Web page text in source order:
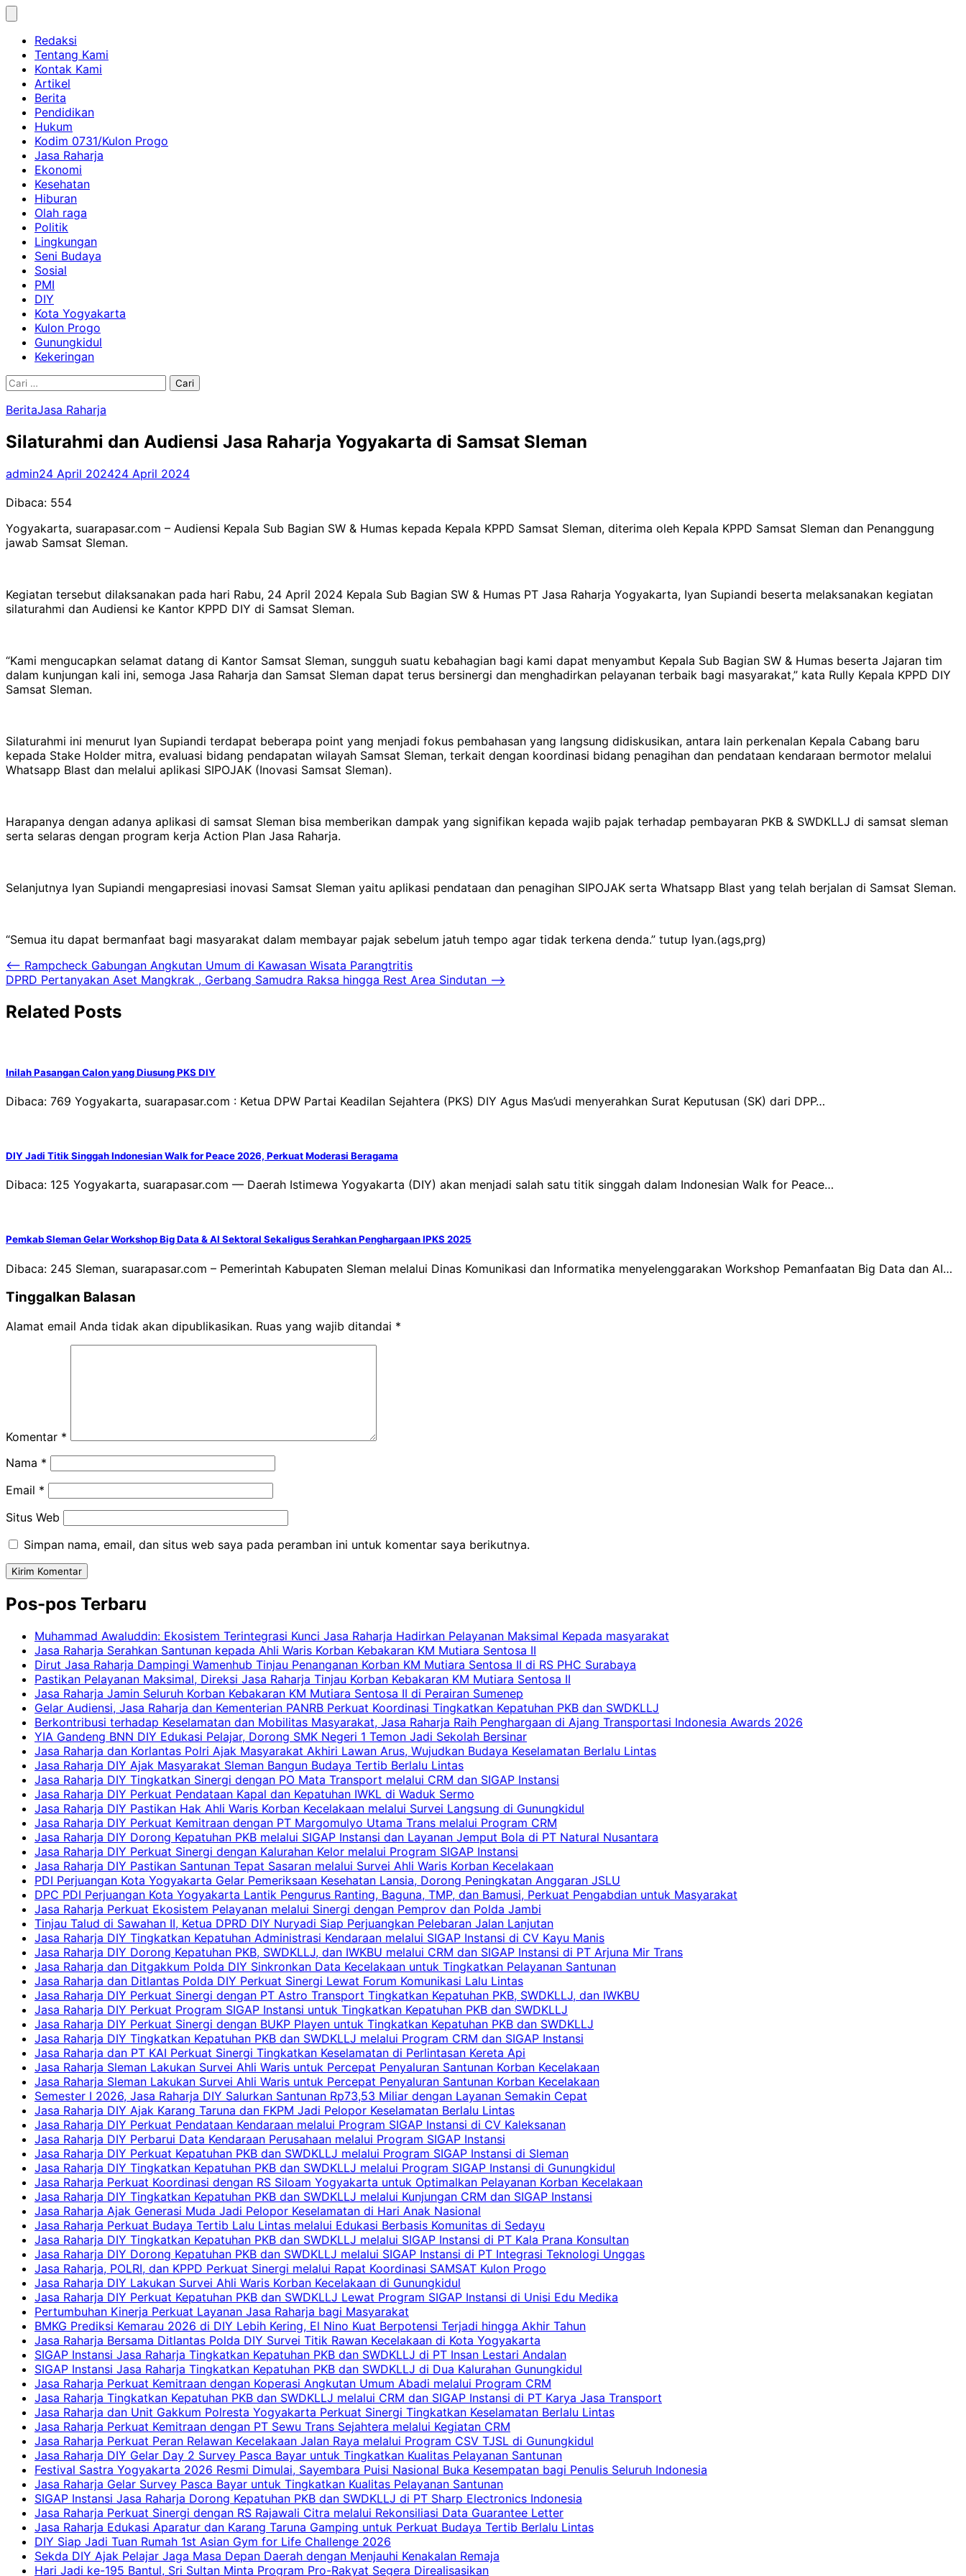
Skip
contentRedaksi
Tentang Kami
Kontak Kami
Artikel
Berita
Pendidikan
Hukum
Kodim 0731/Kulon Progo
Jasa Raharja
Ekonomi
Kesehatan
Hiburan
Olah raga
Politik
Lingkungan
Seni Budaya
Sosial
PMI
DIY
Kota Yogyakarta
Kulon Progo
Gunungkidul
Kekeringan
Cari
BeritaJasa Raharja
Silaturahmi dan Audiensi Jasa Raharja Yogyakarta di Samsat Sleman
admin24 April 202424 April 2024
Dibaca: 554
Yogyakarta, suarapasar.com – Audiensi Kepala Sub Bagian SW & Humas kepada Kepala KPPD Samsat Sleman, diterima oleh Kepala KPPD Samsat Sleman dan Penanggung
jawab Samsat Sleman.
Kegiatan tersebut dilaksanakan pada hari Rabu, 24 April 2024 Kepala Sub Bagian SW & Humas PT Jasa Raharja Yogyakarta, Iyan Supiandi beserta melaksanakan kegiatan
silaturahmi dan Audiensi ke Kantor KPPD DIY di Samsat Sleman.
“Kami mengucapkan selamat datang di Kantor Samsat Sleman, sungguh suatu kebahagian bagi kami dapat menyambut Kepala Sub Bagian SW & Humas beserta Jajaran tim
dalam kunjungan kali ini, semoga Jasa Raharja dan Samsat Sleman dapat terus bersinergi dan menghadirkan pelayanan terbaik bagi masyarakat,” kata Rully Kepala KPPD DIY
Samsat Sleman.
Silaturahmi ini menurut Iyan Supiandi terdapat beberapa point yang menjadi fokus pembahasan yang langsung didiskusikan, antara lain perkenalan Kepala Cabang baru
kepada Stake Holder mitra, evaluasi bidang pendapatan wilayah Samsat Sleman, terkait dengan koordinasi bidang penagihan dan pendataan kendaraan bermotor melalui
Whatsapp Blast dan melalui aplikasi SIPOJAK (Inovasi Samsat Sleman).
Harapanya dengan adanya aplikasi di samsat Sleman bisa memberikan dampak yang signifikan kepada wajib pajak terhadap pembayaran PKB & SWDKLLJ di samsat sleman
serta selaras dengan program kerja Action Plan Jasa Raharja.
Selanjutnya Iyan Supiandi mengapresiasi inovasi Samsat Sleman yaitu aplikasi pendataan dan penagihan SIPOJAK serta Whatsapp Blast yang telah berjalan di Samsat Sleman.
“Semua itu dapat bermanfaat bagi masyarakat dalam membayar pajak sebelum jatuh tempo agar tidak terkena denda.” tutup Iyan.(ags,prg)
Navigasi
pos
⟵ Rampcheck Gabungan Angkutan Umum di Kawasan Wisata Parangtritis
DPRD Pertanyakan Aset Mangkrak , Gerbang Samudra Raksa hingga Rest Area Sindutan ⟶
Related Posts
Inilah Pasangan Calon yang Diusung PKS DIY
Dibaca: 769 Yogyakarta, suarapasar.com : Ketua DPW Partai Keadilan Sejahtera (PKS) DIY Agus Mas’udi menyerahkan Surat Keputusan (SK) dari DPP…
DIY Jadi Titik Singgah Indonesian Walk for Peace 2026, Perkuat Moderasi Beragama
Dibaca: 125 Yogyakarta, suarapasar.com — Daerah Istimewa Yogyakarta (DIY) akan menjadi salah satu titik singgah dalam Indonesian Walk for Peace…
Pemkab Sleman Gelar Workshop Big Data & AI Sektoral Sekaligus Serahkan Penghargaan IPKS 2025
Dibaca: 245 Sleman, suarapasar.com – Pemerintah Kabupaten Sleman melalui Dinas Komunikasi dan Informatika menyelenggarakan Workshop Pemanfaatan Big Data dan AI…
Tinggalkan Balasan
Alamat email Anda tidak akan dipublikasikan. Ruas yang wajib ditandai *
Komentar *
Nama *
Email *
Situs Web
Simpan nama, email, dan situs web saya pada peramban ini untuk komentar saya berikutnya.
Pos-pos Terbaru
Muhammad Awaluddin: Ekosistem Terintegrasi Kunci Jasa Raharja Hadirkan Pelayanan Maksimal Kepada masyarakat
Jasa Raharja Serahkan Santunan kepada Ahli Waris Korban Kebakaran KM Mutiara Sentosa II
Dirut Jasa Raharja Dampingi Wamenhub Tinjau Penanganan Korban KM Mutiara Sentosa II di RS PHC Surabaya
Pastikan Pelayanan Maksimal, Direksi Jasa Raharja Tinjau Korban Kebakaran KM Mutiara Sentosa II
Jasa Raharja Jamin Seluruh Korban Kebakaran KM Mutiara Sentosa II di Perairan Sumenep
Gelar Audiensi, Jasa Raharja dan Kementerian PANRB Perkuat Koordinasi Tingkatkan Kepatuhan PKB dan SWDKLLJ
Berkontribusi terhadap Keselamatan dan Mobilitas Masyarakat, Jasa Raharja Raih Penghargaan di Ajang Transportasi Indonesia Awards 2026
YIA Gandeng BNN DIY Edukasi Pelajar, Dorong SMK Negeri 1 Temon Jadi Sekolah Bersinar
Jasa Raharja dan Korlantas Polri Ajak Masyarakat Akhiri Lawan Arus, Wujudkan Budaya Keselamatan Berlalu Lintas
Jasa Raharja DIY Ajak Masyarakat Sleman Bangun Budaya Tertib Berlalu Lintas
Jasa Raharja DIY Tingkatkan Sinergi dengan PO Mata Transport melalui CRM dan SIGAP Instansi
Jasa Raharja DIY Perkuat Pendataan Kapal dan Kepatuhan IWKL di Waduk Sermo
Jasa Raharja DIY Pastikan Hak Ahli Waris Korban Kecelakaan melalui Survei Langsung di Gunungkidul
Jasa Raharja DIY Perkuat Kemitraan dengan PT Margomulyo Utama Trans melalui Program CRM
Jasa Raharja DIY Dorong Kepatuhan PKB melalui SIGAP Instansi dan Layanan Jemput Bola di PT Natural Nusantara
Jasa Raharja DIY Perkuat Sinergi dengan Kalurahan Kelor melalui Program SIGAP Instansi
Jasa Raharja DIY Pastikan Santunan Tepat Sasaran melalui Survei Ahli Waris Korban Kecelakaan
PDI Perjuangan Kota Yogyakarta Gelar Pemeriksaan Kesehatan Lansia, Dorong Peningkatan Anggaran JSLU
DPC PDI Perjuangan Kota Yogyakarta Lantik Pengurus Ranting, Baguna, TMP, dan Bamusi, Perkuat Pengabdian untuk Masyarakat
Jasa Raharja Perkuat Ekosistem Pelayanan melalui Sinergi dengan Pemprov dan Polda Jambi
Tinjau Talud di Sawahan II, Ketua DPRD DIY Nuryadi Siap Perjuangkan Pelebaran Jalan Lanjutan
Jasa Raharja DIY Tingkatkan Kepatuhan Administrasi Kendaraan melalui SIGAP Instansi di CV Kayu Manis
Jasa Raharja DIY Dorong Kepatuhan PKB, SWDKLLJ, dan IWKBU melalui CRM dan SIGAP Instansi di PT Arjuna Mir Trans
Jasa Raharja dan Ditgakkum Polda DIY Sinkronkan Data Kecelakaan untuk Tingkatkan Pelayanan Santunan
Jasa Raharja dan Ditlantas Polda DIY Perkuat Sinergi Lewat Forum Komunikasi Lalu Lintas
Jasa Raharja DIY Perkuat Sinergi dengan PT Astro Transport Tingkatkan Kepatuhan PKB, SWDKLLJ, dan IWKBU
Jasa Raharja DIY Perkuat Program SIGAP Instansi untuk Tingkatkan Kepatuhan PKB dan SWDKLLJ
Jasa Raharja DIY Perkuat Sinergi dengan BUKP Playen untuk Tingkatkan Kepatuhan PKB dan SWDKLLJ
Jasa Raharja DIY Tingkatkan Kepatuhan PKB dan SWDKLLJ melalui Program CRM dan SIGAP Instansi
Jasa Raharja dan PT KAI Perkuat Sinergi Tingkatkan Keselamatan di Perlintasan Kereta Api
Jasa Raharja Sleman Lakukan Survei Ahli Waris untuk Percepat Penyaluran Santunan Korban Kecelakaan
Jasa Raharja Sleman Lakukan Survei Ahli Waris untuk Percepat Penyaluran Santunan Korban Kecelakaan
Semester I 2026, Jasa Raharja DIY Salurkan Santunan Rp73,53 Miliar dengan Layanan Semakin Cepat
Jasa Raharja DIY Ajak Karang Taruna dan FKPM Jadi Pelopor Keselamatan Berlalu Lintas
Jasa Raharja DIY Perkuat Pendataan Kendaraan melalui Program SIGAP Instansi di CV Kaleksanan
Jasa Raharja DIY Perbarui Data Kendaraan Perusahaan melalui Program SIGAP Instansi
Jasa Raharja DIY Perkuat Kepatuhan PKB dan SWDKLLJ melalui Program SIGAP Instansi di Sleman
Jasa Raharja DIY Tingkatkan Kepatuhan PKB dan SWDKLLJ melalui Program SIGAP Instansi di Gunungkidul
Jasa Raharja Perkuat Koordinasi dengan RS Siloam Yogyakarta untuk Optimalkan Pelayanan Korban Kecelakaan
Jasa Raharja DIY Tingkatkan Kepatuhan PKB dan SWDKLLJ melalui Kunjungan CRM dan SIGAP Instansi
Jasa Raharja Ajak Generasi Muda Jadi Pelopor Keselamatan di Hari Anak Nasional
Jasa Raharja Perkuat Budaya Tertib Lalu Lintas melalui Edukasi Berbasis Komunitas di Sedayu
Jasa Raharja DIY Tingkatkan Kepatuhan PKB dan SWDKLLJ melalui SIGAP Instansi di PT Kala Prana Konsultan
Jasa Raharja DIY Dorong Kepatuhan PKB dan SWDKLLJ melalui SIGAP Instansi di PT Integrasi Teknologi Unggas
Jasa Raharja, POLRI, dan KPPD Perkuat Sinergi melalui Rapat Koordinasi SAMSAT Kulon Progo
Jasa Raharja DIY Lakukan Survei Ahli Waris Korban Kecelakaan di Gunungkidul
Jasa Raharja DIY Perkuat Kepatuhan PKB dan SWDKLLJ Lewat Program SIGAP Instansi di Unisi Edu Medika
Pertumbuhan Kinerja Perkuat Layanan Jasa Raharja bagi Masyarakat
BMKG Prediksi Kemarau 2026 di DIY Lebih Kering, El Nino Kuat Berpotensi Terjadi hingga Akhir Tahun
Jasa Raharja Bersama Ditlantas Polda DIY Survei Titik Rawan Kecelakaan di Kota Yogyakarta
SIGAP Instansi Jasa Raharja Tingkatkan Kepatuhan PKB dan SWDKLLJ di PT Insan Lestari Andalan
SIGAP Instansi Jasa Raharja Tingkatkan Kepatuhan PKB dan SWDKLLJ di Dua Kalurahan Gunungkidul
Jasa Raharja Perkuat Kemitraan dengan Koperasi Angkutan Umum Abadi melalui Program CRM
Jasa Raharja Tingkatkan Kepatuhan PKB dan SWDKLLJ melalui CRM dan SIGAP Instansi di PT Karya Jasa Transport
Jasa Raharja dan Unit Gakkum Polresta Yogyakarta Perkuat Sinergi Tingkatkan Keselamatan Berlalu Lintas
Jasa Raharja Perkuat Kemitraan dengan PT Sewu Trans Sejahtera melalui Kegiatan CRM
Jasa Raharja Perkuat Peran Relawan Kecelakaan Jalan Raya melalui Program CSV TJSL di Gunungkidul
Jasa Raharja DIY Gelar Day 2 Survey Pasca Bayar untuk Tingkatkan Kualitas Pelayanan Santunan
Festival Sastra Yogyakarta 2026 Resmi Dimulai, Sayembara Puisi Nasional Buka Kesempatan bagi Penulis Seluruh Indonesia
Jasa Raharja Gelar Survey Pasca Bayar untuk Tingkatkan Kualitas Pelayanan Santunan
SIGAP Instansi Jasa Raharja Dorong Kepatuhan PKB dan SWDKLLJ di PT Sharp Electronics Indonesia
Jasa Raharja Perkuat Sinergi dengan RS Rajawali Citra melalui Rekonsiliasi Data Guarantee Letter
Jasa Raharja Edukasi Aparatur dan Karang Taruna Gamping untuk Perkuat Budaya Tertib Berlalu Lintas
DIY Siap Jadi Tuan Rumah 1st Asian Gym for Life Challenge 2026
Sekda DIY Ajak Pelajar Jaga Masa Depan Daerah dengan Menjauhi Kenakalan Remaja
Hari Jadi ke-195 Bantul, Sri Sultan Minta Program Pro-Rakyat Segera Direalisasikan